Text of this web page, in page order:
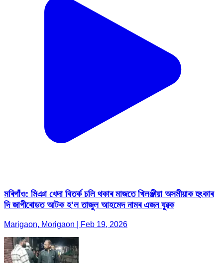
মৰিগাঁও: মিঞা খেদা বিতৰ্ক চলি থকাৰ মাজতে খিলঞ্জীয়া অসমীয়াক হুংকাৰ
দি জাগীৰোডত আটক হ'ল তাজুল আহমেদ নামৰ এজন যুৱক
Marigaon, Morigaon | Feb 19, 2026